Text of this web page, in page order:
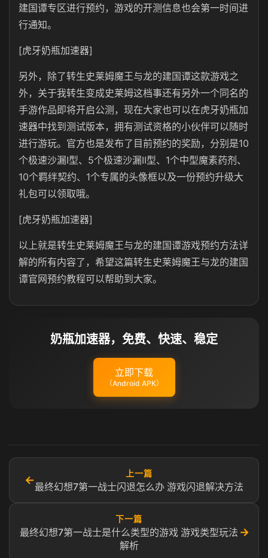
建国谭专区进行预约，游戏的开测信息也会第一时间进
行通知。
[虎牙奶瓶加速器]
另外，除了转生史莱姆魔王与龙的建国谭这款游戏之
外，关于我转生变成史莱姆这档事还有另外一个同名的
手游作品即将开启公测，现在大家也可以在虎牙奶瓶加
速器中找到测试版本，拥有测试资格的小伙伴可以随时
进行游玩。官方也是发布了目前预约的奖励，分别是10
个极速沙漏I型、5个极速沙漏II型、1个中型魔素药剂、
10个羁绊契约、1个专属的头像框以及一份预约升级大
礼包可以领取哦。
[虎牙奶瓶加速器]
以上就是转生史莱姆魔王与龙的建国谭游戏预约方法详
解的所有内容了，希望这篇转生史莱姆魔王与龙的建国
谭官网预约教程可以帮助到大家。
奶瓶加速器，免费、快速、稳定
立即下载
（Android APK）
←
上一篇
最终幻想7第一战士闪退怎么办 游戏闪退解决方法
下一篇
最终幻想7第一战士是什么类型的游戏 游戏类型玩法
解析
→